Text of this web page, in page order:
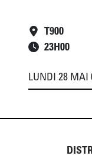
T900
23H00
LUNDI 28 MAI